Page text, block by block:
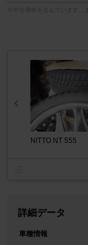
NITTO NT 555
詳細データ
車種情報